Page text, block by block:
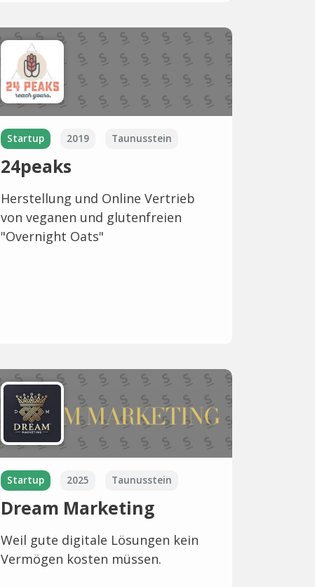
Startup 2019 Taunusstein
24peaks
Herstellung und Online Vertrieb
von veganen und glutenfreien
"Overnight Oats"
Startup 2025 Taunusstein
Dream Marketing
Weil gute digitale Lösungen kein
Vermögen kosten müssen.